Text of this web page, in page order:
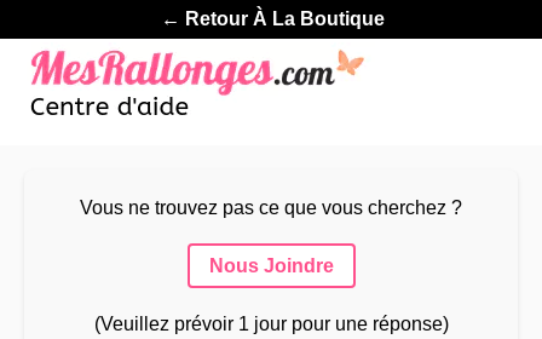
← Retour À La Boutique
Vous ne trouvez pas ce que vous cherchez ?
Nous Joindre
(Veuillez prévoir 1 jour pour une réponse)